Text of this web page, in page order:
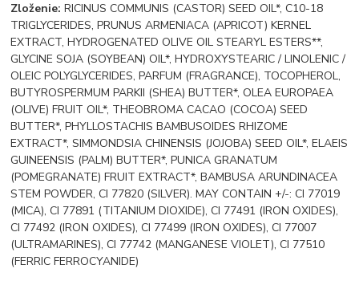
Zloženie: RICINUS COMMUNIS (CASTOR) SEED OIL*, C10-18
TRIGLYCERIDES, PRUNUS ARMENIACA (APRICOT) KERNEL
EXTRACT, HYDROGENATED OLIVE OIL STEARYL ESTERS**,
GLYCINE SOJA (SOYBEAN) OIL*, HYDROXYSTEARIC / LINOLENIC /
OLEIC POLYGLYCERIDES, PARFUM (FRAGRANCE), TOCOPHEROL,
BUTYROSPERMUM PARKII (SHEA) BUTTER*, OLEA EUROPAEA
(OLIVE) FRUIT OIL*, THEOBROMA CACAO (COCOA) SEED
BUTTER*, PHYLLOSTACHIS BAMBUSOIDES RHIZOME
EXTRACT*, SIMMONDSIA CHINENSIS (JOJOBA) SEED OIL*, ELAEIS
GUINEENSIS (PALM) BUTTER*, PUNICA GRANATUM
(POMEGRANATE) FRUIT EXTRACT*, BAMBUSA ARUNDINACEA
STEM POWDER, CI 77820 (SILVER). MAY CONTAIN +/-: CI 77019
(MICA), CI 77891 (TITANIUM DIOXIDE), CI 77491 (IRON OXIDES),
CI 77492 (IRON OXIDES), CI 77499 (IRON OXIDES), CI 77007
(ULTRAMARINES), CI 77742 (MANGANESE VIOLET), CI 77510
(FERRIC FERROCYANIDE)